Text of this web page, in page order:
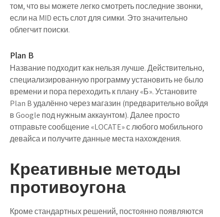
том, что вы можете легко смотреть последние звонки,
если на MID есть слот для симки. Это значительно
облегчит поиски.
Plan B
Название подходит как нельзя лучше. Действительно,
специализированную программу установить не было
времени и пора переходить к плану «Б». Установите
Plan B удалённо через магазин (предварительно войдя
в Google под нужным аккаунтом). Далее просто
отправьте сообщение «LOCATE» с любого мобильного
девайса и получите данные места нахождения.
Креативные методы
противоугона
Кроме стандартных решений, постоянно появляются